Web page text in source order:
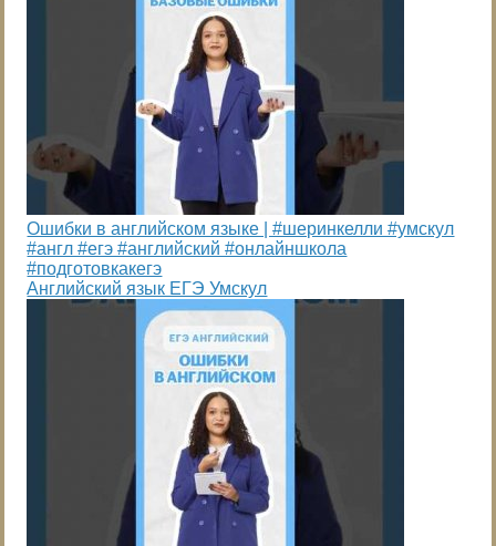
Ошибки в английском языке | #шеринкелли #умскул
#англ #егэ #английский #онлайншкола
#подготовкакегэ
Английский язык ЕГЭ Умскул